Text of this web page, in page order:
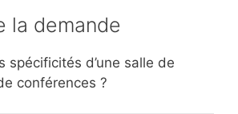
la demande
spécificités d’une salle de
conférences ?